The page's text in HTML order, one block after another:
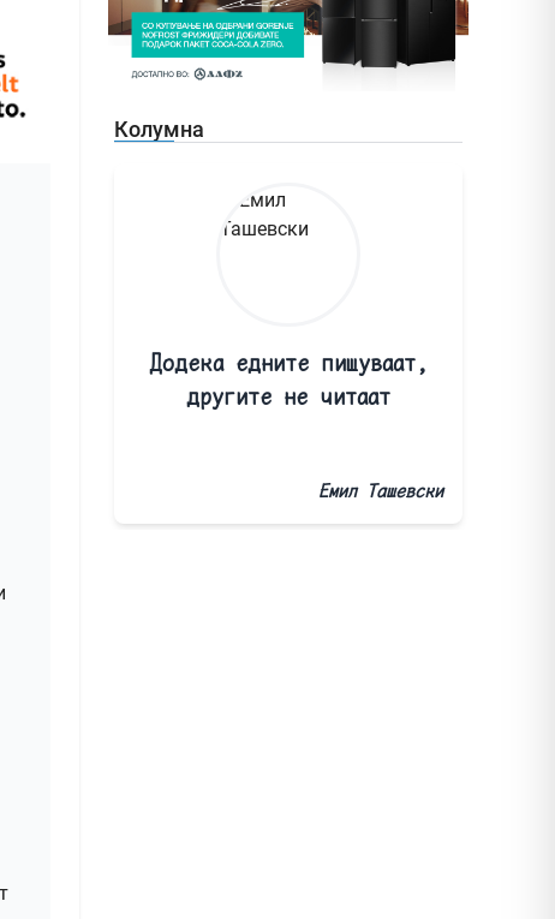
Колумна
Додека едните пишуваат,
другите не читаат
Емил Ташевски